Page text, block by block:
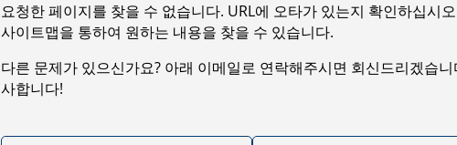
요청한 페이지를 찾을 수 없습니다. URL에 오타가 있는지 확인하십시
사이트맵을 통하여 원하는 내용을 찾을 수 있습니다.
다른 문제가 있으신가요? 아래 이메일로 연락해주시면 회신드리겠습
사합니다!